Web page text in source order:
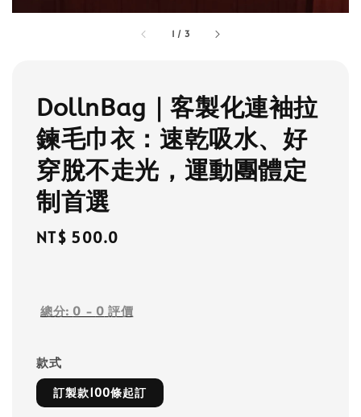
1 / 3
DollnBag｜客製化連袖拉
鍊毛巾衣：速乾吸水、好
穿脫不走光，運動團體定
制首選
Regular
NT$ 500.0
總分: 0 - 0 評價
款式
訂製款100條起訂